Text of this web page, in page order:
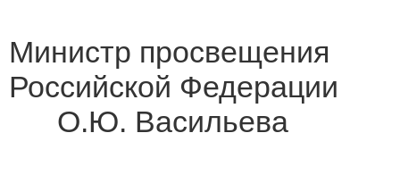
Министр просвещения
О.Ю. Васильева